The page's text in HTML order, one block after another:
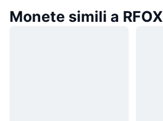
Monete simili a RFOX